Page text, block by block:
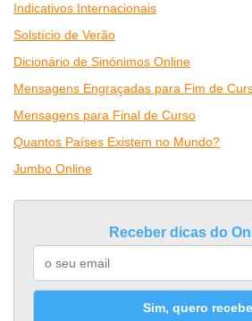
Indicativos Internacionais
Solstício de Verão
Dicionário de Sinónimos Online
Mensagens Engraçadas para Fim de
Mensagens para Final de Curso
Quantos Países Existem no Mundo?
Jumbo Online
Receber dicas do
Sim, quero